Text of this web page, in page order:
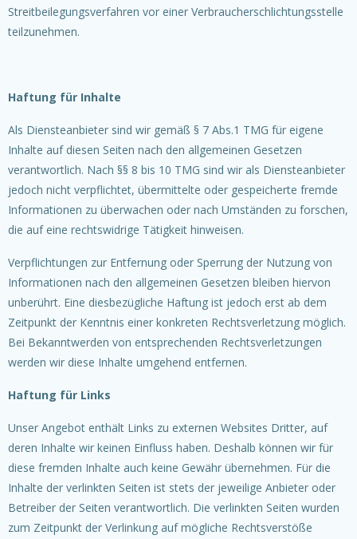
Streitbeilegungsverfahren vor einer Verbraucherschlichtungsstelle
teilzunehmen.
Haftung für Inhalte
Als Diensteanbieter sind wir gemäß § 7 Abs.1 TMG für eigene
Inhalte auf diesen Seiten nach den allgemeinen Gesetzen
verantwortlich. Nach §§ 8 bis 10 TMG sind wir als Diensteanbieter
jedoch nicht verpflichtet, übermittelte oder gespeicherte fremde
Informationen zu überwachen oder nach Umständen zu forschen,
die auf eine rechtswidrige Tätigkeit hinweisen.
Verpflichtungen zur Entfernung oder Sperrung der Nutzung von
Informationen nach den allgemeinen Gesetzen bleiben hiervon
unberührt. Eine diesbezügliche Haftung ist jedoch erst ab dem
Zeitpunkt der Kenntnis einer konkreten Rechtsverletzung möglich.
Bei Bekanntwerden von entsprechenden Rechtsverletzungen
werden wir diese Inhalte umgehend entfernen.
Haftung für Links
Unser Angebot enthält Links zu externen Websites Dritter, auf
deren Inhalte wir keinen Einfluss haben. Deshalb können wir für
diese fremden Inhalte auch keine Gewähr übernehmen. Für die
Inhalte der verlinkten Seiten ist stets der jeweilige Anbieter oder
Betreiber der Seiten verantwortlich. Die verlinkten Seiten wurden
zum Zeitpunkt der Verlinkung auf mögliche Rechtsverstöße